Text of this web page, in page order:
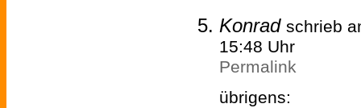
Konrad schrieb
15:48 Uhr
Permalink
übrigens: